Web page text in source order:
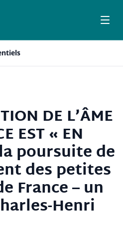
DE L’ÂME
EST « EN
poursuite de
des petites
France – un
Henri